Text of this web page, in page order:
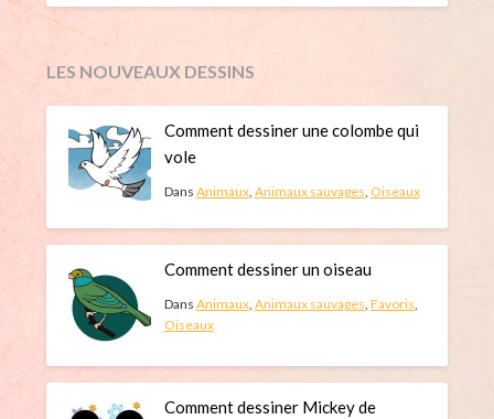
LES NOUVEAUX DESSINS
Comment dessiner une colombe qui
vole
Dans Animaux, Animaux sauvages Oiseaux
Comment dessiner un oiseau
Dans Animaux, Animaux sauvages Favoris
Oiseaux
Comment dessiner Mickey de